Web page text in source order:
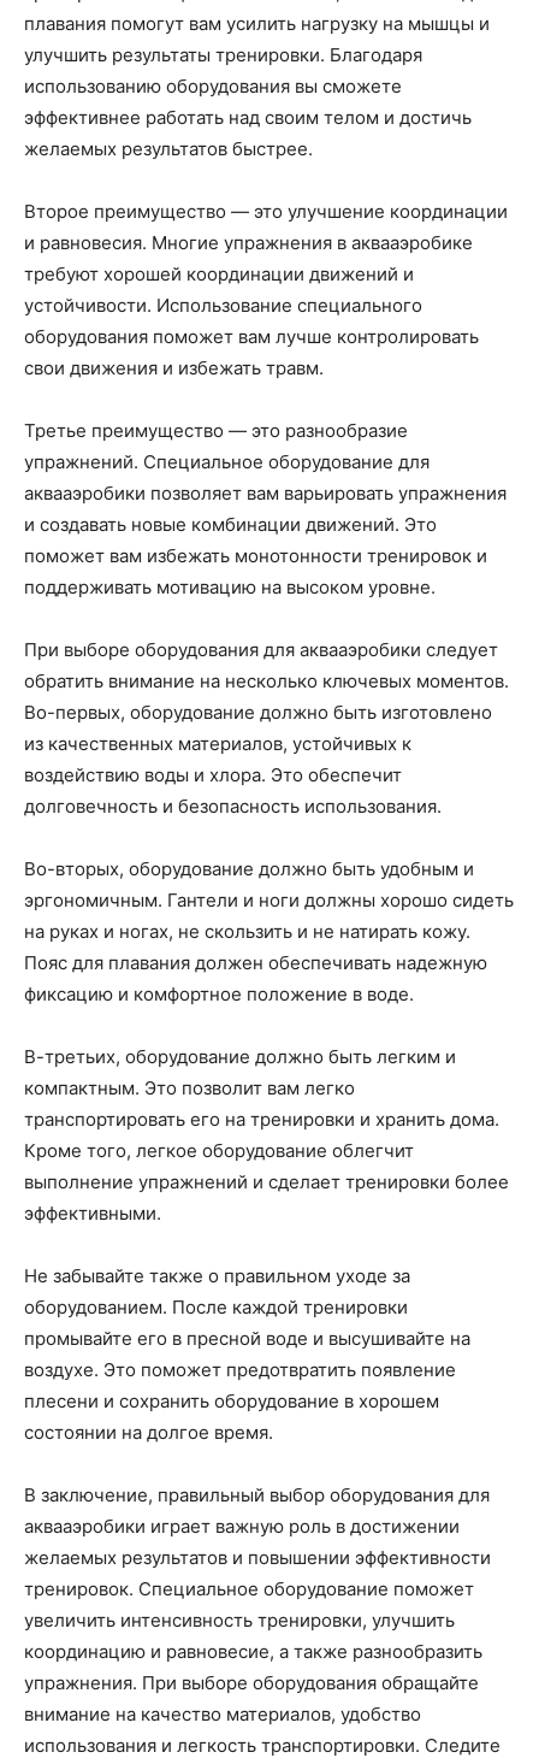
плавания помогут вам усилить нагрузку на мышцы и
улучшить результаты тренировки. Благодаря
использованию оборудования вы сможете
эффективнее работать над своим телом и достичь
желаемых результатов быстрее.
Второе преимущество — это улучшение координации
и равновесия. Многие упражнения в аквааэробике
требуют хорошей координации движений и
устойчивости. Использование специального
оборудования поможет вам лучше контролировать
свои движения и избежать травм.
Третье преимущество — это разнообразие
упражнений. Специальное оборудование для
аквааэробики позволяет вам варьировать упражнения
и создавать новые комбинации движений. Это
поможет вам избежать монотонности тренировок и
поддерживать мотивацию на высоком уровне.
При выборе оборудования для аквааэробики следует
обратить внимание на несколько ключевых моментов.
Во-первых, оборудование должно быть изготовлено
из качественных материалов, устойчивых к
воздействию воды и хлора. Это обеспечит
долговечность и безопасность использования.
Во-вторых, оборудование должно быть удобным и
эргономичным. Гантели и ноги должны хорошо сидеть
на руках и ногах, не скользить и не натирать кожу.
Пояс для плавания должен обеспечивать надежную
фиксацию и комфортное положение в воде.
В-третьих, оборудование должно быть легким и
компактным. Это позволит вам легко
транспортировать его на тренировки и хранить дома.
Кроме того, легкое оборудование облегчит
выполнение упражнений и сделает тренировки более
эффективными.
Не забывайте также о правильном уходе за
оборудованием. После каждой тренировки
промывайте его в пресной воде и высушивайте на
воздухе. Это поможет предотвратить появление
плесени и сохранить оборудование в хорошем
состоянии на долгое время.
В заключение, правильный выбор оборудования для
аквааэробики играет важную роль в достижении
желаемых результатов и повышении эффективности
тренировок. Специальное оборудование поможет
увеличить интенсивность тренировки, улучшить
координацию и равновесие, а также разнообразить
упражнения. При выборе оборудования обращайте
внимание на качество материалов, удобство
использования и легкость транспортировки. Следите